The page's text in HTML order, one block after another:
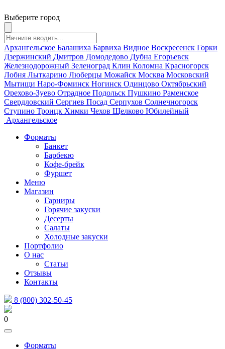
Выберите город
Архангельское Балашиха Барвиха Видное Воскресенск Горки
Дзержинский Дмитров Домодедово Дубна Егорьевск
Железнодорожный Зеленоград Клин Коломна Красногорск
Лобня Лыткарино Люберцы Можайск Москва Московский
Мытищи Наро-Фоминск Ногинск Одинцово Октябрьский
Орехово-Зуево Отрадное Подольск Пушкино Раменское
Свердловский Сергиев Посад Серпухов Солнечногорск
Ступино Троицк Химки Чехов Щелково Юбилейный
Архангельское
Форматы
Банкет
Барбекю
Кофе-брейк
Фуршет
Меню
Магазин
Гарниры
Горячие закуски
Десерты
Салаты
Холодные закуски
Портфолио
О нас
Статьи
Отзывы
Контакты
8 (800) 302-50-45
0
Форматы